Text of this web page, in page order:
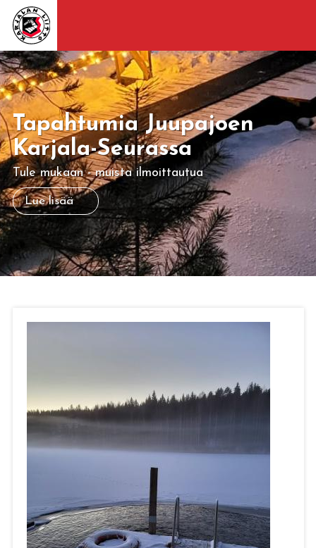
Tapahtumia Juupajoen
Karjala-Seurassa
Tule mukaan - muista ilmoittautua
Lue lisää